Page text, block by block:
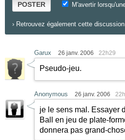
POSTER M'avertir
› Retrouvez également cette
Garux 26 janv. 2006 22h29
Pseudo-jeu.
Anonymous 26 janv. 2006
je le sens mal. Essayer
Ball en jeu de plate-
donnera pas grand-